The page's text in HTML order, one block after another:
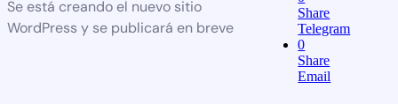
Se está creando el nuevo sitio
WordPress y se publicará en breve
Share
Telegram
0
Share
Email